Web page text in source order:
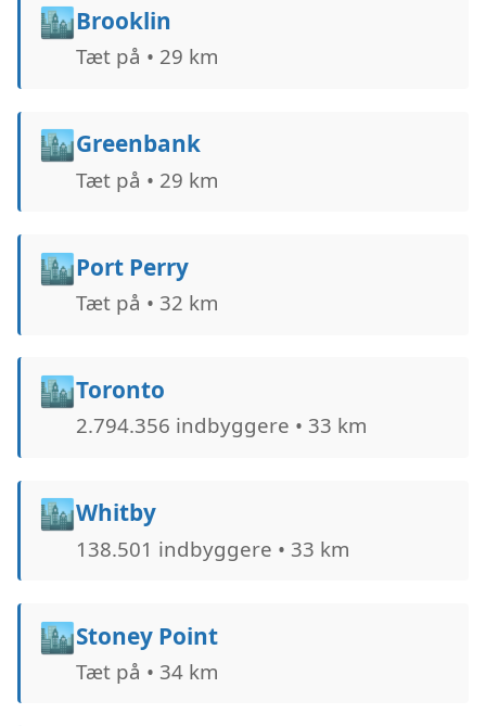
🏙️Brooklin
Tæt på • 29 km
🏙️Greenbank
Tæt på • 29 km
🏙️Port Perry
Tæt på • 32 km
🏙️Toronto
2.794.356 indbyggere • 33 km
🏙️Whitby
138.501 indbyggere • 33 km
🏙️Stoney Point
Tæt på • 34 km